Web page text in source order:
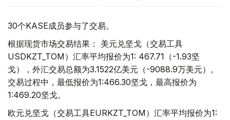
30个KASE成员参与了交易。
根据现货市场交易结果： 美元兑坚戈（交易工具
USDKZT_TOM）汇率平均报价为1: 467.71（-1.93坚
戈），外汇交易总额为3.1522亿美元（-9088.9万美元）。
交易过程中，最低报价为1:466.30坚戈，最高报价为
1:469.20坚戈。
欧元兑坚戈（交易工具EURKZT_TOM）汇率平均报价为1: